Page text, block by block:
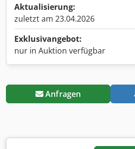
Aktualisierung:
zuletzt am 23.04.2026
Exklusivangebot:
nur in Auktion verfügbar
Anfragen